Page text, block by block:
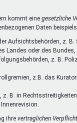
kommt eine gesetzliche
Daten
Aufsichtsbehörden, z. B.
Landes oder des Bundes,
z. B.
z.B. das
z. B. in
ihre vertraglichen